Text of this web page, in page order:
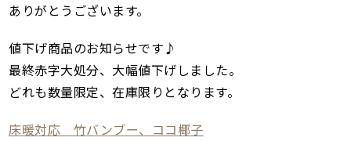
ありがとうございます。
値下げ商品のお知らせです♪
最終赤字大処分、大幅値下げしました。
どれも数量限定、在庫限りとなります。
床暖対応 竹バンブー、ココ椰子